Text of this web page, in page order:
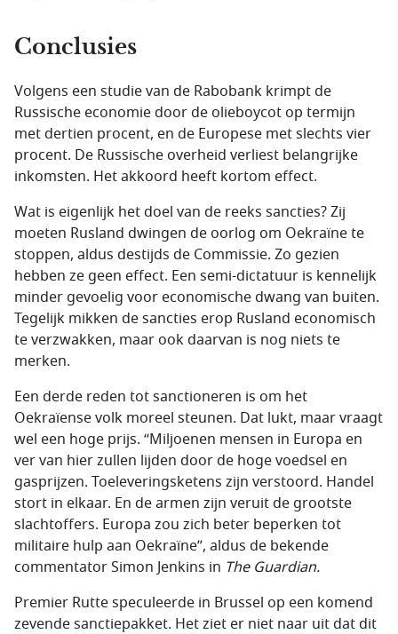
Conclusies
Volgens een studie van de Rabobank krimpt de
Russische economie door de olieboycot op termijn
met dertien procent, en de Europese met slechts vier
procent. De Russische overheid verliest belangrijke
inkomsten. Het akkoord heeft kortom effect.
Wat is eigenlijk het doel van de reeks sancties? Zij
moeten Rusland dwingen de oorlog om Oekraïne te
stoppen, aldus destijds de Commissie. Zo gezien
hebben ze geen effect. Een semi-dictatuur is kennelijk
minder gevoelig voor economische dwang van buiten.
Tegelijk mikken de sancties erop Rusland economisch
te verzwakken, maar ook daarvan is nog niets te
merken.
Een derde reden tot sanctioneren is om het
Oekraïense volk moreel steunen. Dat lukt, maar vraagt
wel een hoge prijs. “Miljoenen mensen in Europa en
ver van hier zullen lijden door de hoge voedsel en
gasprijzen. Toeleveringsketens zijn verstoord. Handel
stort in elkaar. En de armen zijn veruit de grootste
slachtoffers. Europa zou zich beter beperken tot
militaire hulp aan Oekraïne”, aldus de bekende
commentator Simon Jenkins in The Guardian.
Premier Rutte speculeerde in Brussel op een komend
zevende sanctiepakket. Het ziet er niet naar uit dat dit